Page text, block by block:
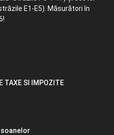
E1-E5). Măsurători în
TAXE SI IMPOZITE